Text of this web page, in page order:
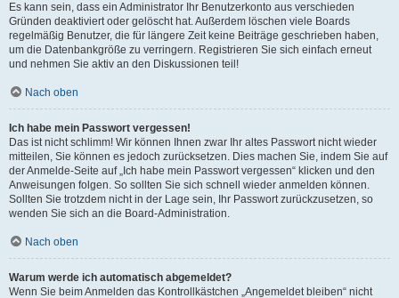
Es kann sein, dass ein Administrator Ihr Benutzerkonto aus verschieden
Gründen deaktiviert oder gelöscht hat. Außerdem löschen viele Boards
regelmäßig Benutzer, die für längere Zeit keine Beiträge geschrieben haben,
um die Datenbankgröße zu verringern. Registrieren Sie sich einfach erneut
und nehmen Sie aktiv an den Diskussionen teil!
Nach oben
Ich habe mein Passwort vergessen!
Das ist nicht schlimm! Wir können Ihnen zwar Ihr altes Passwort nicht wieder
mitteilen, Sie können es jedoch zurücksetzen. Dies machen Sie, indem Sie auf
der Anmelde-Seite auf „Ich habe mein Passwort vergessen“ klicken und den
Anweisungen folgen. So sollten Sie sich schnell wieder anmelden können.
Sollten Sie trotzdem nicht in der Lage sein, Ihr Passwort zurückzusetzen, so
wenden Sie sich an die Board-Administration.
Nach oben
Warum werde ich automatisch abgemeldet?
Wenn Sie beim Anmelden das Kontrollkästchen „Angemeldet bleiben“ nicht